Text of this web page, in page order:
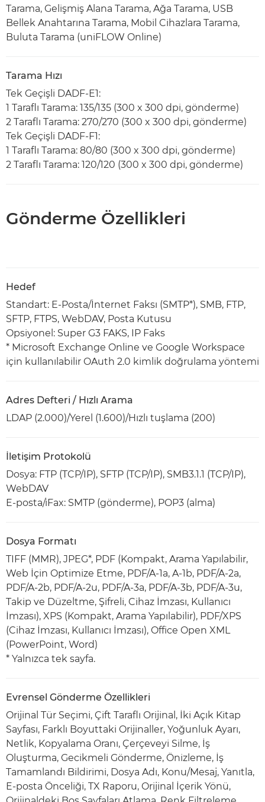
Tarama, Gelişmiş Alana Tarama, Ağa Tarama, USB
Bellek Anahtarına Tarama, Mobil Cihazlara Tarama,
Buluta Tarama (uniFLOW Online)
Tarama Hızı
Tek Geçişli DADF-E1:
1 Taraflı Tarama: 135/135 (300 x 300 dpi, gönderme)
2 Taraflı Tarama: 270/270 (300 x 300 dpi, gönderme)
Tek Geçişli DADF-F1:
1 Taraflı Tarama: 80/80 (300 x 300 dpi, gönderme)
2 Taraflı Tarama: 120/120 (300 x 300 dpi, gönderme)
Gönderme Özellikleri
Hedef
Standart: E-Posta/İnternet Faksı (SMTP*), SMB, FTP,
SFTP, FTPS, WebDAV, Posta Kutusu
Opsiyonel: Super G3 FAKS, IP Faks
* Microsoft Exchange Online ve Google Workspace
için kullanılabilir OAuth 2.0 kimlik doğrulama yöntemi
Adres Defteri / Hızlı Arama
LDAP (2.000)/Yerel (1.600)/Hızlı tuşlama (200)
İletişim Protokolü
Dosya: FTP (TCP/IP), SFTP (TCP/IP), SMB3.1.1 (TCP/IP),
WebDAV
E-posta/iFax: SMTP (gönderme), POP3 (alma)
Dosya Formatı
TIFF (MMR), JPEG*, PDF (Kompakt, Arama Yapılabilir,
Web İçin Optimize Etme, PDF/A-1a, A-1b, PDF/A-2a,
PDF/A-2b, PDF/A-2u, PDF/A-3a, PDF/A-3b, PDF/A-3u,
Takip ve Düzeltme, Şifreli, Cihaz İmzası, Kullanıcı
İmzası), XPS (Kompakt, Arama Yapılabilir), PDF/XPS
(Cihaz İmzası, Kullanıcı İmzası), Office Open XML
(PowerPoint, Word)
* Yalnızca tek sayfa.
Evrensel Gönderme Özellikleri
Orijinal Tür Seçimi, Çift Taraflı Orijinal, İki Açık Kitap
Sayfası, Farklı Boyuttaki Orijinaller, Yoğunluk Ayarı,
Netlik, Kopyalama Oranı, Çerçeveyi Silme, İş
Oluşturma, Gecikmeli Gönderme, Önizleme, İş
Tamamlandı Bildirimi, Dosya Adı, Konu/Mesaj, Yanıtla,
E-posta Önceliği, TX Raporu, Orijinal İçerik Yönü,